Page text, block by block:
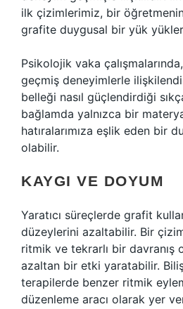
ilk çizimlerimiz, bir
grafite duygusal bir yük
Psikolojik vaka
geçmiş deneyimlerle
belleği nasıl güçlendirdiği
bağlamda yalnızca bir
hatıralarımıza eşlik eden bir
olabilir.
KAYGI VE DOYUM
Yaratıcı süreçlerde grafit
düzeylerini azaltabilir. Bir
ritmik ve tekrarlı bir davranış
azaltan bir etki yaratabilir.
terapilerde benzer ritmik
düzenleme aracı olarak yer